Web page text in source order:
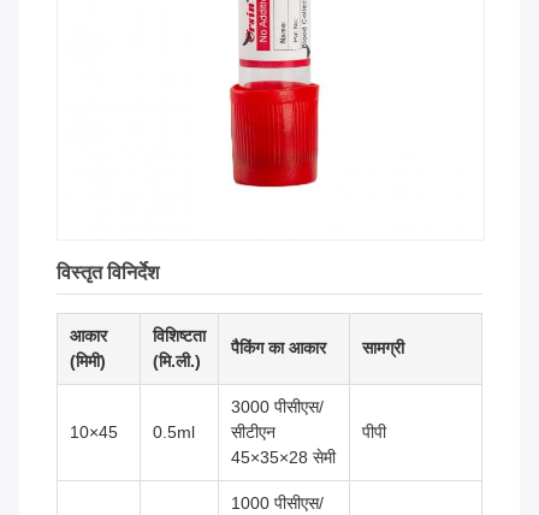
विस्तृत विनिर्देश
आकार
(मिमी)
विशिष्टता
(मि.ली.)
पैकिंग का आकार सामग्री
10×45 0.5ml
3000 पीसीएस/
सीटीएन
45×35×28 सेमी
पीपी
1000 पीसीएस/